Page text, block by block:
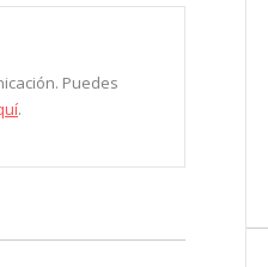
Puedes
.